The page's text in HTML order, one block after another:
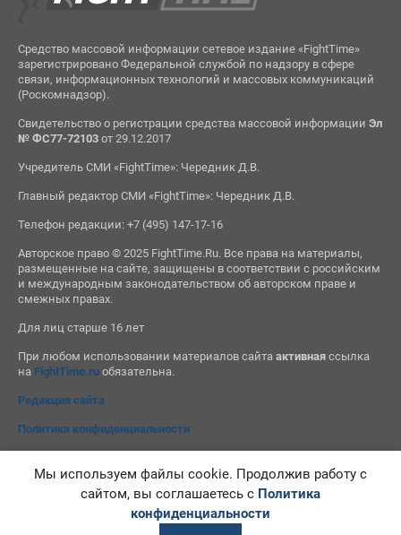
Средство массовой информации сетевое издание «FightTime»
зарегистрировано Федеральной службой по надзору в сфере
связи, информационных технологий и массовых коммуникаций
(Роскомнадзор).
Свидетельство о регистрации средства массовой информации Эл
№ ФС77-72103от 29.12.2017
Учредитель СМИ «FightTime»: Чередник Д.В.
Главный редактор СМИ «FightTime»: Чередник Д.В.
Телефон редакции: +7 (495) 147-17-16
Авторское право © 2025 FightTime.Ru. Все права на материалы,
размещенные на сайте, защищены в соответствии с российским
и международным законодательством об авторском праве и
смежных правах.
Для лиц старше 16 лет
При любом использовании материалов сайта активнаяссылка
на FightTime.ruобязательна.
Редакция сайта
Политика конфиденциальности
Мы используем файлы cookie. Продолжив работу с
сайтом, вы соглашаетесь с Политика
конфиденциальности